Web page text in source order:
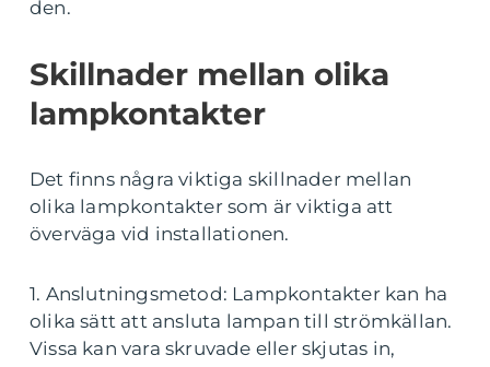
den.
Skillnader mellan olika
lampkontakter
Det finns några viktiga skillnader mellan
olika lampkontakter som är viktiga att
överväga vid installationen.
1. Anslutningsmetod: Lampkontakter kan ha
olika sätt att ansluta lampan till strömkällan.
Vissa kan vara skruvade eller skjutas in,